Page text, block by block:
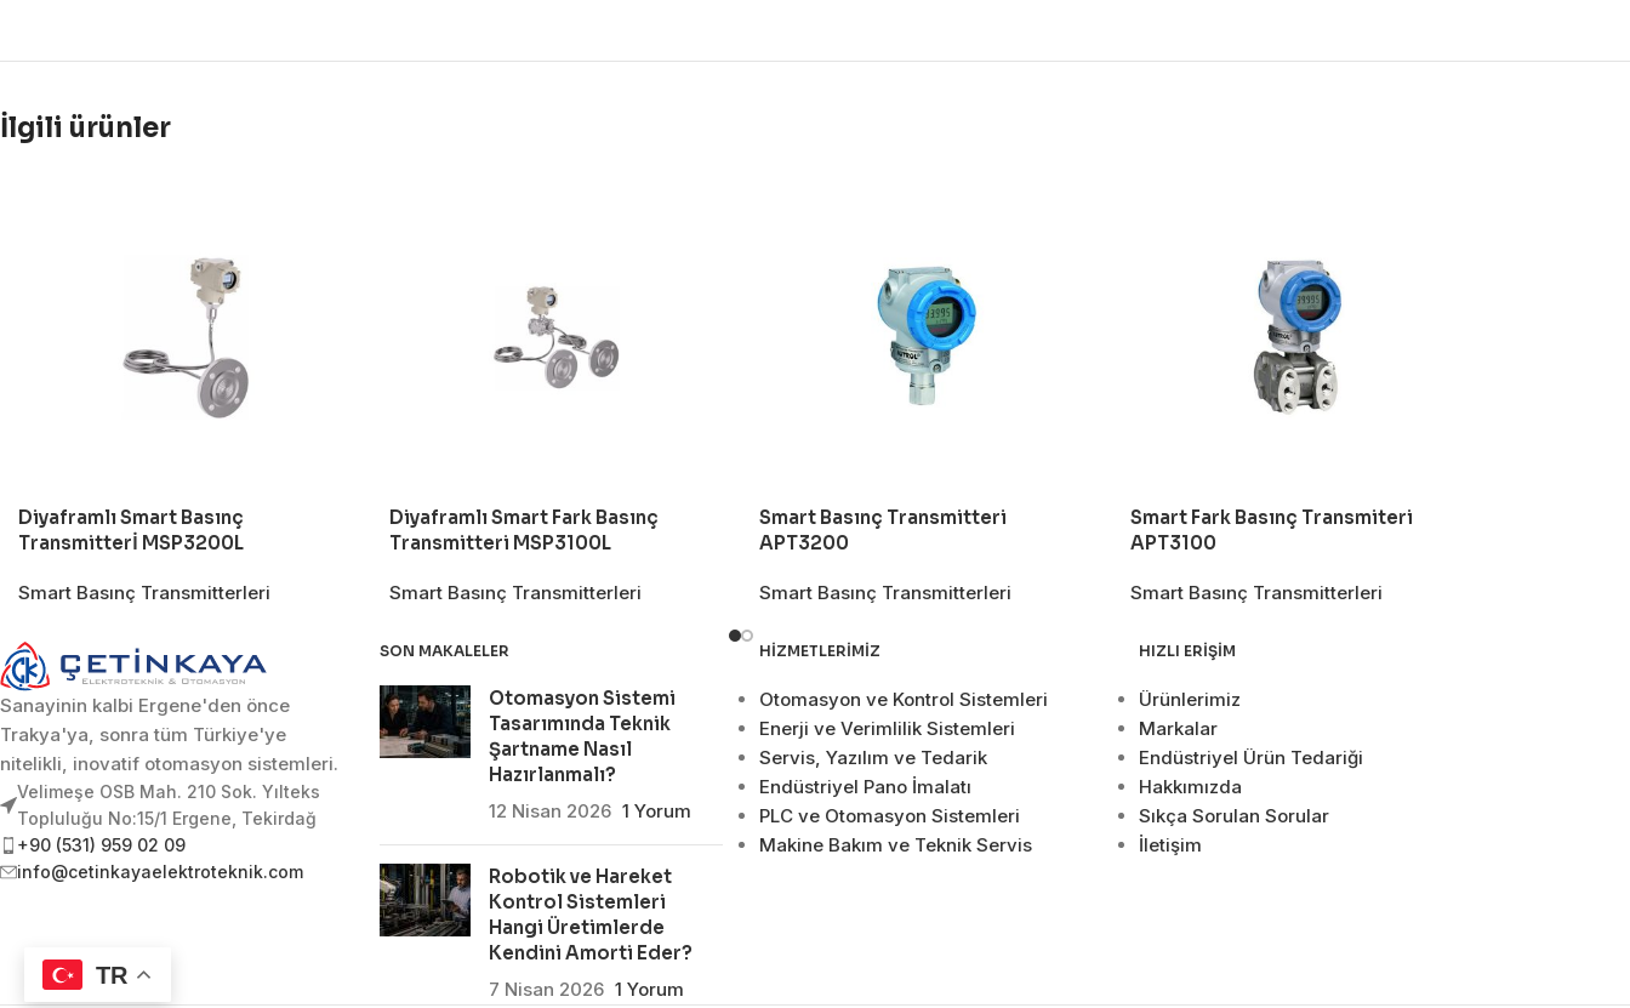
İlgili ürünler
Diyaframlı Smart Basınç
Transmitterİ MSP3200L
Smart Basınç Transmitterleri
Diyaframlı Smart Fark Basınç
Transmitteri MSP3100L
Smart Basınç Transmitterleri
Smart Basınç Transmitteri
APT3200
Smart Basınç Transmitterleri
Smart Fark Basınç Transmiteri
APT3100
Smart Basınç Transmitterleri
Sanayinin kalbi Ergene'den önce
Trakya'ya, sonra tüm Türkiye'ye
nitelikli, inovatif otomasyon sistemleri.
Velimeşe OSB Mah. 210 Sok. Yılteks
Topluluğu No:15/1 Ergene, Tekirdağ
+90 (531) 959 02 09
info@cetinkayaelektroteknik.com
SON MAKALELER
Otomasyon Sistemi
Tasarımında Teknik
Şartname Nasıl
Hazırlanmalı?
12 Nisan 2026 1 Yorum
Robotik ve Hareket
Kontrol Sistemleri
Hangi Üretimlerde
Kendini Amorti Eder?
7 Nisan 2026 1 Yorum
HIZMETLERIMIZ
Otomasyon ve Kontrol Sistemleri
Enerji ve Verimlilik Sistemleri
Servis, Yazılım ve Tedarik
Endüstriyel Pano İmalatı
PLC ve Otomasyon Sistemleri
Makine Bakım ve Teknik Servis
HIZLI ERIŞIM
Ürünlerimiz
Markalar
Endüstriyel Ürün Tedariği
Hakkımızda
Sıkça Sorulan Sorular
İletişim
TR